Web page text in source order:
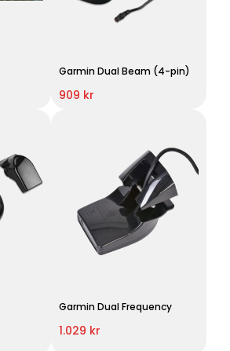
Garmin Dual Beam (4-pin)
909 kr
Garmin Dual Frequency
1.029 kr